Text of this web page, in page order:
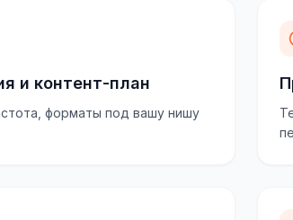
и контент-план
форматы под вашу нишу